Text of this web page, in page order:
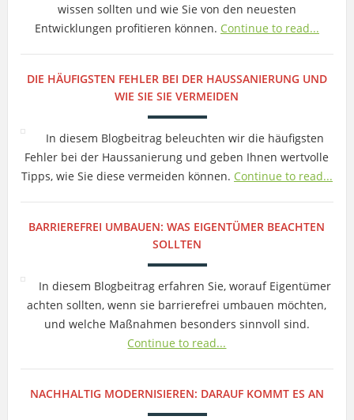
wissen sollten und wie Sie von den neuesten
Entwicklungen profitieren können. Continue to read...
DIE HÄUFIGSTEN FEHLER BEI DER HAUSSANIERUNG UND
WIE SIE SIE VERMEIDEN
In diesem Blogbeitrag beleuchten wir die häufigsten
Fehler bei der Haussanierung und geben Ihnen wertvolle
Tipps, wie Sie diese vermeiden können. Continue to read...
BARRIEREFREI UMBAUEN: WAS EIGENTÜMER BEACHTEN
SOLLTEN
In diesem Blogbeitrag erfahren Sie, worauf Eigentümer
achten sollten, wenn sie barrierefrei umbauen möchten,
und welche Maßnahmen besonders sinnvoll sind.
Continue to read...
NACHHALTIG MODERNISIEREN: DARAUF KOMMT ES AN